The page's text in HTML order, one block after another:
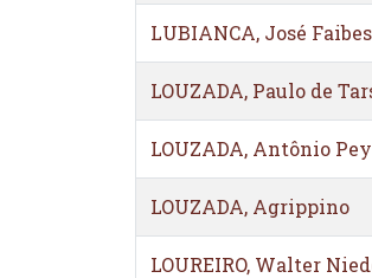
LUBIANCA, José Faibes
LOUZADA, Paulo de
LOUZADA, Antônio
LOUZADA, Agrippino
LOUREIRO, Walter